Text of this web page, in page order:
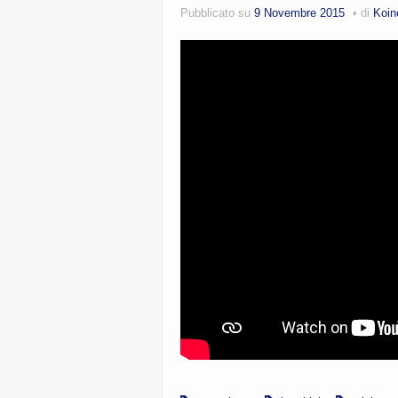
Pubblicato su 9 Novembre 2015 di